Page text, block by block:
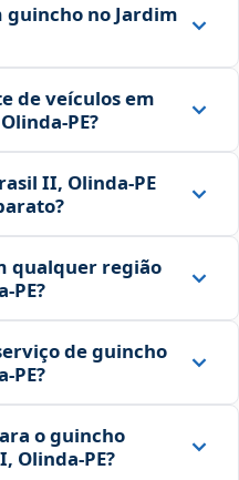
guincho no Jardim
de veículos em
II, Olinda‑PE
qualquer região
de guincho
o guincho
Olinda‑PE?